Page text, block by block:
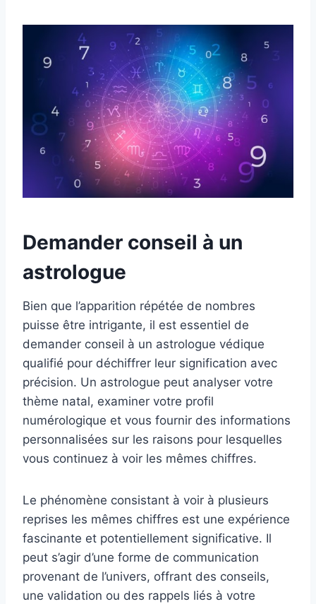
Demander conseil à un
astrologue
Bien que l’apparition répétée de nombres
puisse être intrigante, il est essentiel de
demander conseil à un astrologue védique
qualifié pour déchiffrer leur signification avec
précision. Un astrologue peut analyser votre
thème natal, examiner votre profil
numérologique et vous fournir des informations
personnalisées sur les raisons pour lesquelles
vous continuez à voir les mêmes chiffres.
Le phénomène consistant à voir à plusieurs
reprises les mêmes chiffres est une expérience
fascinante et potentiellement significative. Il
peut s’agir d’une forme de communication
provenant de l’univers, offrant des conseils,
une validation ou des rappels liés à votre